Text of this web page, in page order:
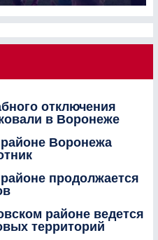
отключения
в Воронеже
Воронежа
продолжается
районе ведется
территорий